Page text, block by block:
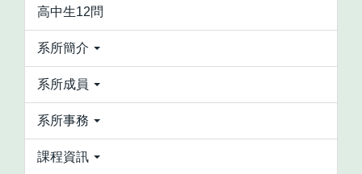
高中生12問
系所簡介
系所成員
系所事務
課程資訊